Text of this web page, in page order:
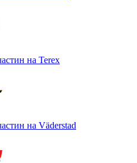
на Terex
на Väderstad